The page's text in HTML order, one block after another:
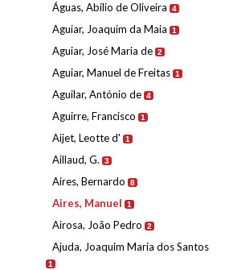
Águas, Abílio de Oliveira 4
Aguiar, Joaquim da Maia 1
Aguiar, José Maria de 2
Aguiar, Manuel de Freitas 1
Aguilar, António de 4
Aguirre, Francisco 1
Aijet, Leotte d' 1
Aillaud, G. 3
Aires, Bernardo 8
Aires, Manuel 1
Airosa, João Pedro 2
Ajuda, Joaquim Maria dos Santos
1